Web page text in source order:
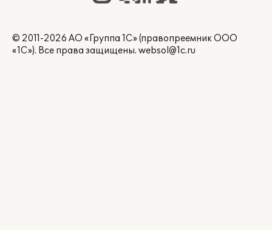
© 2011-2026 АО «Группа 1С» (правопреемник ООО
«1С»). Все права защищены. websol@1c.ru